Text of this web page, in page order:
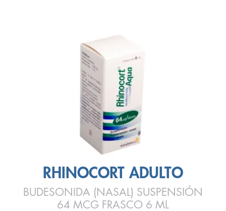
RHINOCORT ADULTO
BUDESONIDA (NASAL) SUSPENSIÓN
64 MCG FRASCO 6 ML